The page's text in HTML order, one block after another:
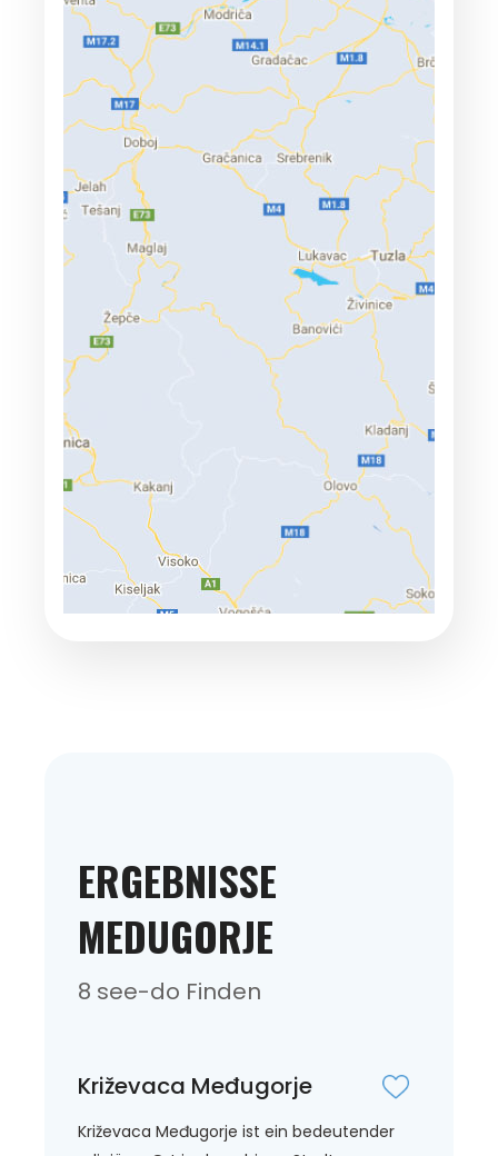
ERGEBNISSE
MEDUGORJE
8 see-do Finden
Križevaca Međugorje
Križevaca Međugorje ist ein bedeutender